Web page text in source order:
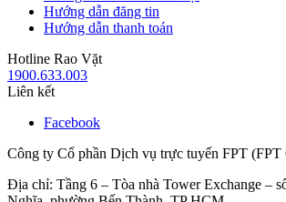
Hướng dẫn đăng tin
Hướng dẫn thanh toán
Hotline Rao Vặt
1900.633.003
Liên kết
Facebook
Công ty Cổ phần Dịch vụ trực tuyến FPT (FPT
Địa chỉ: Tầng 6 – Tòa nhà Tower Exchange –